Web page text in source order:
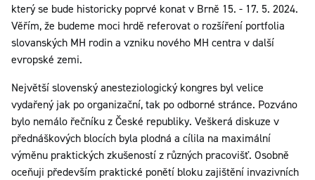
který se bude historicky poprvé konat v Brně 15. - 17. 5. 2024.
Věřím, že budeme moci hrdě referovat o rozšíření portfolia
slovanských MH rodin a vzniku nového MH centra v další
evropské zemi.
Největší slovenský anesteziologický kongres byl velice
vydařený jak po organizační, tak po odborné stránce. Pozváno
bylo nemálo řečníku z České republiky. Veškerá diskuze v
přednáškových blocích byla plodná a cílila na maximální
výměnu praktických zkušeností z různých pracovišť. Osobně
oceňuji především praktické ponětí bloku zajištění invazivních